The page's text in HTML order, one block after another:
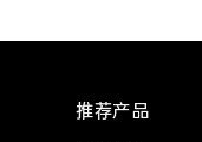
推荐产品